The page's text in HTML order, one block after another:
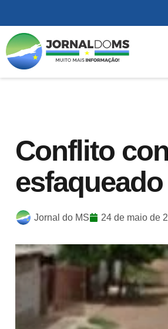
Conflito
Jornal do MS 24 de maio de